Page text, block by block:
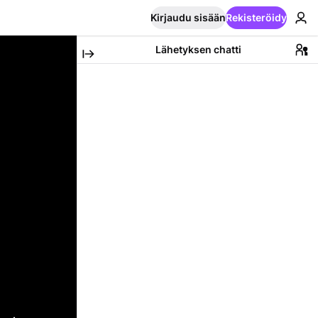
Kirjaudu sisäänRekisteröidy
Lähetyksen chatti